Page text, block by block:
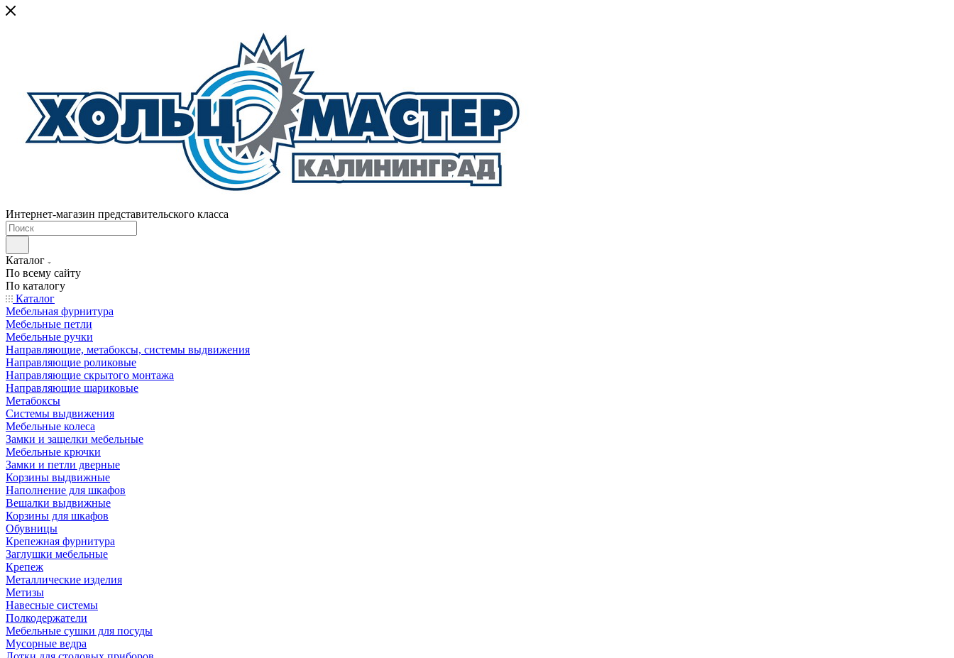
Интернет-магазин представительского класса
Каталог
По всему сайту
По каталогу
Каталог
Мебельная фурнитура
Мебельные петли
Мебельные ручки
Направляющие, метабоксы, системы выдвижения
Направляющие роликовые
Направляющие скрытого монтажа
Направляющие шариковые
Метабоксы
Системы выдвижения
Мебельные колеса
Замки и защелки мебельные
Мебельные крючки
Замки и петли дверные
Корзины выдвижные
Наполнение для шкафов
Вешалки выдвижные
Корзины для шкафов
Обувницы
Крепежная фурнитура
Заглушки мебельные
Крепеж
Металлические изделия
Метизы
Навесные системы
Полкодержатели
Мебельные сушки для посуды
Мусорные ведра